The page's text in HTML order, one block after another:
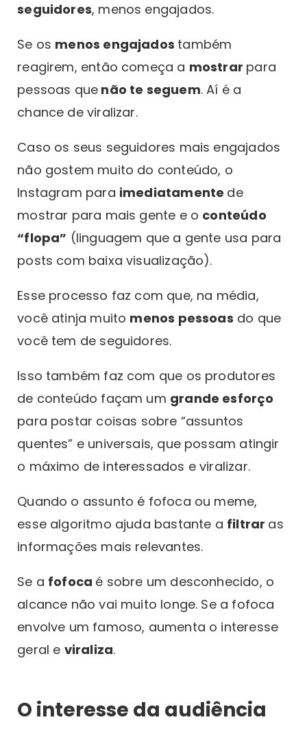
seguidores, menos engajados.
Se os menos engajados também
reagirem, então começa a mostrar para
pessoas que não te seguem. Aí é a
chance de viralizar.
Caso os seus seguidores mais engajados
não gostem muito do conteúdo, o
Instagram para imediatamente de
mostrar para mais gente e o conteúdo
“flopa” (linguagem que a gente usa para
posts com baixa visualização).
Esse processo faz com que, na média,
você atinja muito menos pessoas do que
você tem de seguidores.
Isso também faz com que os produtores
de conteúdo façam um grande esforço
para postar coisas sobre “assuntos
quentes” e universais, que possam atingir
o máximo de interessados e viralizar.
Quando o assunto é fofoca ou meme,
esse algoritmo ajuda bastante a filtrar as
informações mais relevantes.
Se a fofoca é sobre um desconhecido, o
alcance não vai muito longe. Se a fofoca
envolve um famoso, aumenta o interesse
geral e viraliza.
O interesse da audiência